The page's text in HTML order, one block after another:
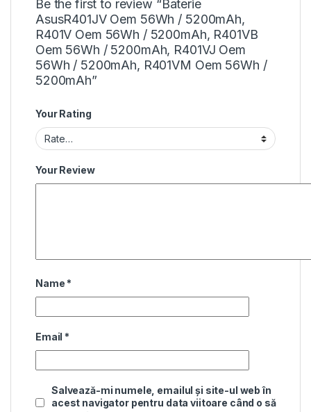
Be the first to review “Baterie
AsusR401JV Oem 56Wh / 5200mAh,
R401V Oem 56Wh / 5200mAh, R401VB
Oem 56Wh / 5200mAh, R401VJ Oem
56Wh / 5200mAh, R401VM Oem 56Wh /
5200mAh”
Your Rating
Your Review
Name *
Email *
Salvează-mi numele, emailul și site-ul web în
acest navigator pentru data viitoare când o să